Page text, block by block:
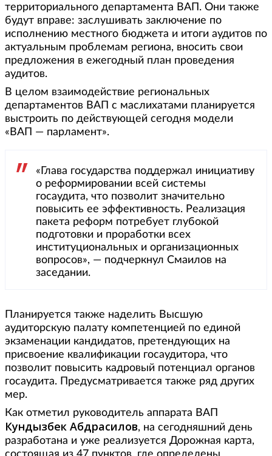
территориального департамента ВАП. Они также
будут вправе: заслушивать заключение по
исполнению местного бюджета и итоги аудитов по
актуальным проблемам региона, вносить свои
предложения в ежегодный план проведения
аудитов.
В целом взаимодействие региональных
департаментов ВАП с маслихатами планируется
выстроить по действующей сегодня модели
«ВАП — парламент».
«Глава государства поддержал инициативу
о реформировании всей системы
госаудита, что позволит значительно
повысить ее эффективность. Реализация
пакета реформ потребует глубокой
подготовки и проработки всех
институциональных и организационных
вопросов», — подчеркнул Смаилов на
заседании.
Планируется также наделить Высшую
аудиторскую палату компетенцией по единой
экзаменации кандидатов, претендующих на
присвоение квалификации госаудитора, что
позволит повысить кадровый потенциал органов
госаудита. Предусматривается также ряд других
мер.
Как отметил руководитель аппарата ВАП
Кундызбек Абдрасилов, на сегодняшний день
разработана и уже реализуется Дорожная карта,